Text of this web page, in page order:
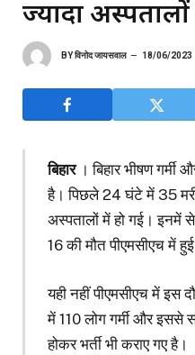
ज्यादा अस्पतालों
BYविनोद जायसवाल 18/06/2023
बिहार। बिहार भीषण
है। पिछले 24 घंटे में 35
अस्पतालों में हो गई। इनमें
16 की मौत पीएमसीएच में
यही नहीं पीएमसीएच में इस
में 110 लोग गर्मी और इससे
होकर भर्ती भी कराए गए है।